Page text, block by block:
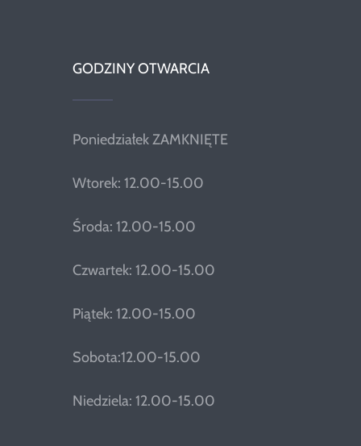
GODZINY OTWARCIA
Poniedziałek ZAMKNIĘTE
Wtorek: 12.00-15.00
Środa: 12.00-15.00
Czwartek: 12.00-15.00
Piątek: 12.00-15.00
Sobota:12.00-15.00
Niedziela: 12.00-15.00